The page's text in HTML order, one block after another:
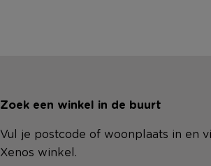
Zoek een winkel in de buurt
Vul je postcode of woonplaats in en
Xenos winkel.